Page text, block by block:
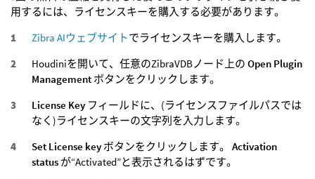
用するには、ライセンスキーを購入する必要があります。
Zibra AIウェブサイトでライセンスキーを購入します。
Houdiniを開いて、任意のZibraVDBノード上の Open Plugin
Management ボタンをクリックします。
License Key フィールドに、(ライセンスファイルパスでは
なく)ライセンスキーの文字列を入力します。
Set License key ボタンをクリックします。 Activation
status が“Activated”と表示されるはずです。